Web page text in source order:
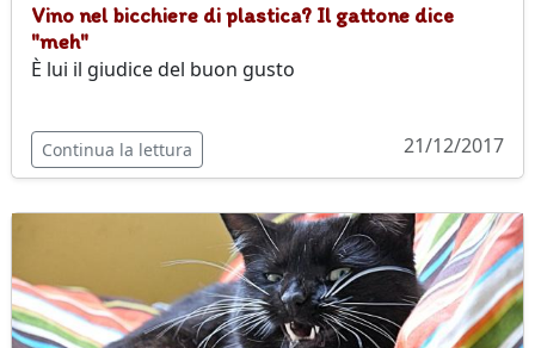
Vino nel bicchiere di plastica? Il gattone dice
"meh"
È lui il giudice del buon gusto
Continua la lettura 21/12/2017